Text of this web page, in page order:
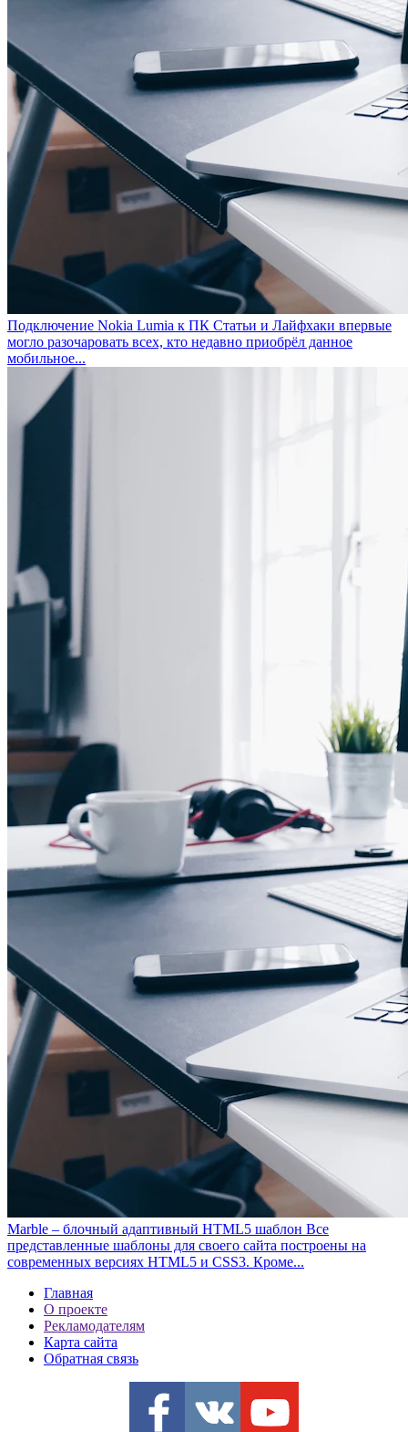
Подключение Nokia Lumia к ПК Статьи и Лайфхаки впервые
могло разочаровать всех, кто недавно приобрёл данное
мобильное...
Marble – блочный адаптивный HTML5 шаблон Все
представленные шаблоны для своего сайта построены на
современных версиях HTML5 и CSS3. Кроме...
Главная
О проекте
Рекламодателям
Карта сайта
Обратная связь